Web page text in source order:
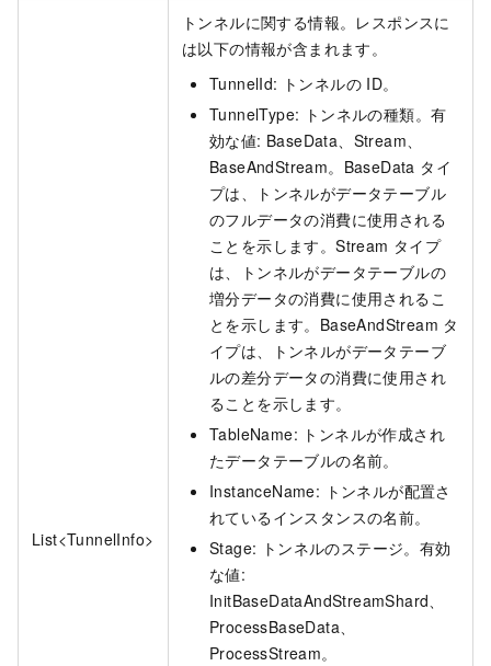
List<TunnelInfo>
トンネルに関する情報。レスポンスに
は以下の情報が含まれます。
TunnelId: トンネルの ID。
TunnelType: トンネルの種類。有
効な値: BaseData、Stream、
BaseAndStream。BaseData タイ
プは、トンネルがデータテーブル
のフルデータの消費に使用される
ことを示します。Stream タイプ
は、トンネルがデータテーブルの
増分データの消費に使用されるこ
とを示します。BaseAndStream タ
イプは、トンネルがデータテーブ
ルの差分データの消費に使用され
ることを示します。
TableName: トンネルが作成され
たデータテーブルの名前。
InstanceName: トンネルが配置さ
れているインスタンスの名前。
Stage: トンネルのステージ。有効
な値:
InitBaseDataAndStreamShard、
ProcessBaseData、
ProcessStream。